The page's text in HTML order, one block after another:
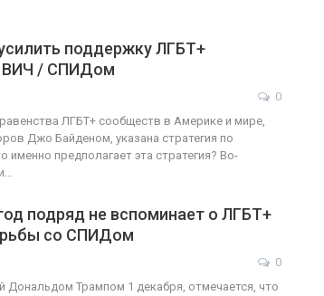
поддержку ЛГБТ+
ВИЧ / СПИДом
0
ЛГБТ+ сообществ в Америке и мире,
Джо Байденом, указана стратегия по
предполагает эта стратегия? Во-
подряд не вспоминает о ЛГБТ+
со СПИДом
0
Дональдом Трампом 1 декабря, отмечается, что